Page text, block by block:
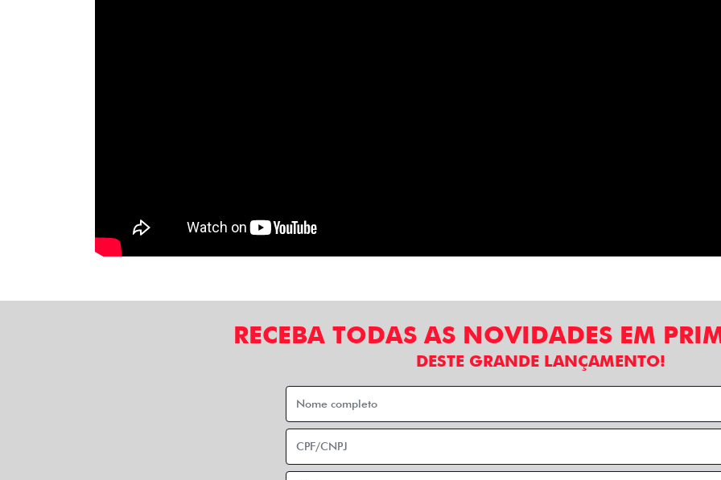
RECEBA TODAS AS NOVIDADES EM
DESTE GRANDE LANÇAMENTO!